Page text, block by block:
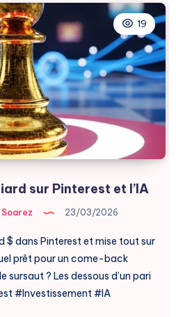
19
sur Pinterest et l’IA
23/03/2026
$ dans Pinterest et mise tout sur
prêt pour un come-back
sursaut ? Les dessous d’un pari
#Investissement #IA